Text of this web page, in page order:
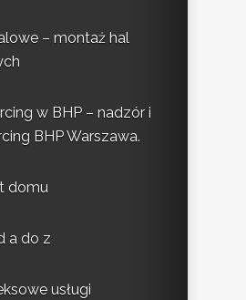
– montaż hal
w BHP – nadzór i
BHP Warszawa.
domu
a do z
usługi